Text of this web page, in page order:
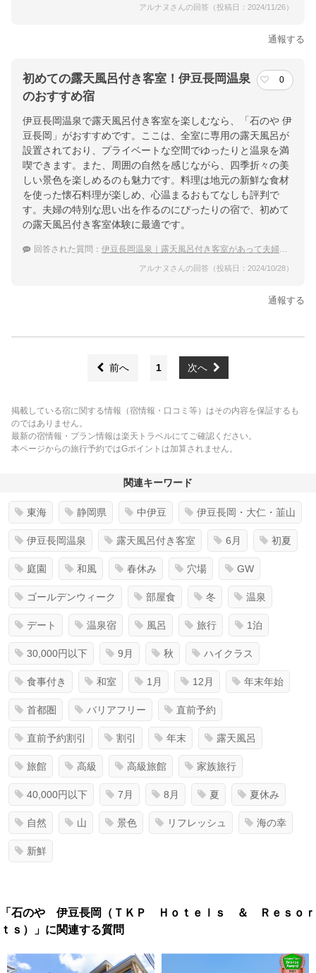
アルナヌさんの回答（投稿日：2024/11/26）
通報する
初めての露天風呂付き客室！伊豆長岡温泉
のおすすめ宿
0
伊豆長岡温泉で露天風呂付き客室を楽しむなら、「石のや 伊
豆長岡」がおすすめです。ここは、全室に専用の露天風呂が
設置されており、プライベートな空間でゆったりと温泉を満
喫できます。また、周囲の自然を感じながら、四季折々の美
しい景色を楽しめるのも魅力です。料理は地元の新鮮な食材
を使った懐石料理が楽しめ、心温まるおもてなしも評判で
す。夫婦の特別な思い出を作るのにぴったりの宿で、初めて
の露天風呂付き客室体験に最適です。
回答された質問： 伊豆長岡温泉｜露天風呂付き客室があって夫婦におすすめの温泉宿は？
アルナヌさんの回答（投稿日：2024/10/28）
通報する
前へ 1 次へ
掲載している宿に関する情報（宿情報・口コミ等）はその内容を保証するも
のではありません。
最新の宿情報・プラン情報は楽天トラベルにてご確認ください。
本ページからの旅行予約ではGポイントは加算されません。
関連キーワード
東海 静岡県 中伊豆 伊豆長岡・大仁・韮山
伊豆長岡温泉 露天風呂付き客室 6月 初夏
庭園 和風 春休み 穴場 GW
ゴールデンウィーク 部屋食 冬 温泉
デート 温泉宿 風呂 旅行 1泊
30,000円以下 9月 秋 ハイクラス
食事付き 和室 1月 12月 年末年始
首都圏 バリアフリー 直前予約
直前予約割引 割引 年末 露天風呂
旅館 高級 高級旅館 家族旅行
40,000円以下 7月 8月 夏 夏休み
自然 山 景色 リフレッシュ 海の幸
新鮮
「石のや 伊豆長岡（ＴＫＰ Ｈｏｔｅｌｓ ＆ Ｒｅｓｏｒ
ｔｓ）」に関連する質問